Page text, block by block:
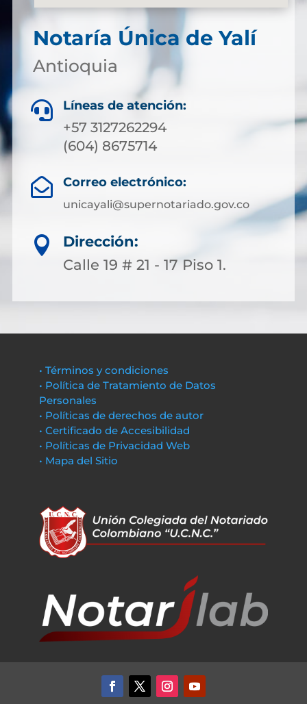
Notaría Única de Yalí
Antioquia
 Líneas de atención:
+57 3127262294
(604) 8675714
 Correo electrónico:
unicayali@supernotariado.gov.co

Dirección:
Calle 19 # 21 - 17 Piso 1.
• Términos y condiciones
• Política de Tratamiento de Datos
Personales
• Políticas de derechos de autor
• Certificado de Accesibilidad
• Políticas de Privacidad Web
• Mapa del Sitio